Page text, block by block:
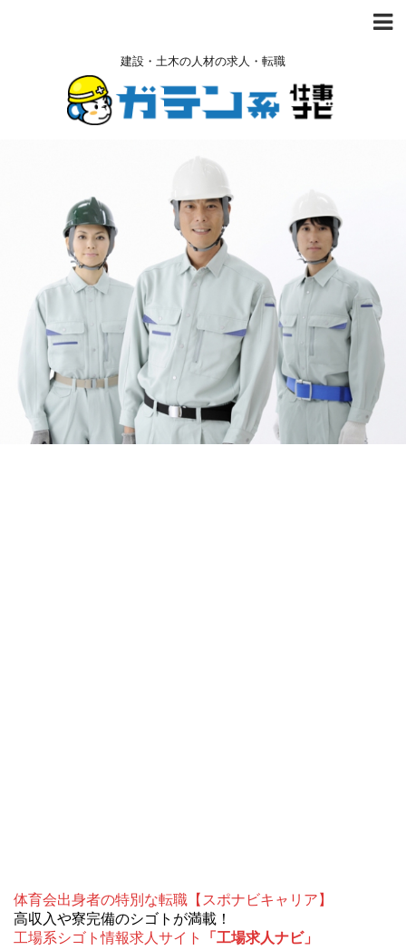
建設・土木の人材の求人・転職
体育会出身者の特別な転職【スポナビキャリア】
高収入や寮完備のシゴトが満載！
工場系シゴト情報求人サイト
「工場求人ナビ」